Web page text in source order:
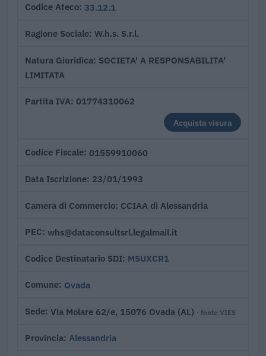
Codice Ateco 33.12.1
Ragione Sociale W.h.s. S.r.l.
Natura Giuridica SOCIETA' A RESPONSABILITA'
LIMITATA
Partita IVA 01774310062
Acquista visura
Codice Fiscale 01559910060
Data Iscrizione 23/01/1993
Camera di Commercio CCIAA di Alessandria
PEC whs@dataconsultsrl.legalmail.it
Codice Destinatario SDI M5UXCR1
Comune Ovada
Sede Via Molare 62/e, 15076 Ovada (AL) · fonte VIES
Provincia Alessandria